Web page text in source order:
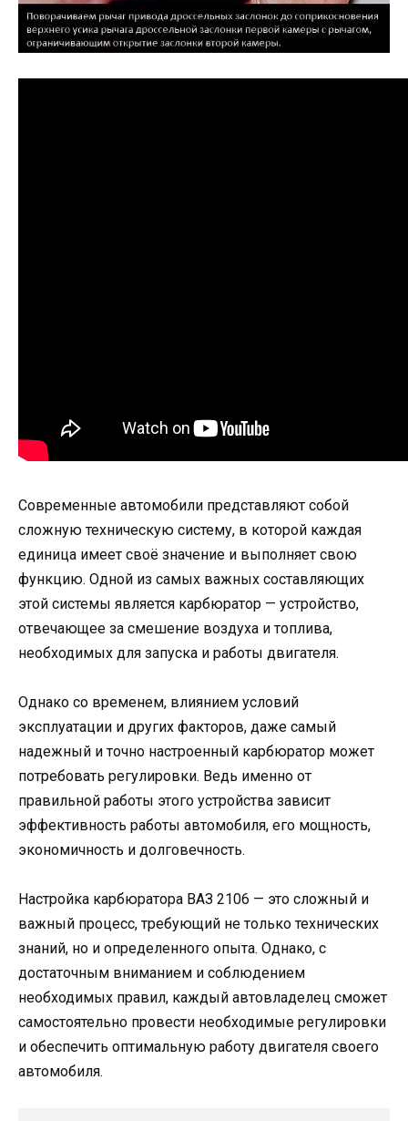
Современные автомобили представляют собой
сложную техническую систему, в которой каждая
единица имеет своё значение и выполняет свою
функцию. Одной из самых важных составляющих
этой системы является карбюратор — устройство,
отвечающее за смешение воздуха и топлива,
необходимых для запуска и работы двигателя.
Однако со временем, влиянием условий
эксплуатации и других факторов, даже самый
надежный и точно настроенный карбюратор может
потребовать регулировки. Ведь именно от
правильной работы этого устройства зависит
эффективность работы автомобиля, его мощность,
экономичность и долговечность.
Настройка карбюратора ВАЗ 2106 — это сложный и
важный процесс, требующий не только технических
знаний, но и определенного опыта. Однако, с
достаточным вниманием и соблюдением
необходимых правил, каждый автовладелец сможет
самостоятельно провести необходимые регулировки
и обеспечить оптимальную работу двигателя своего
автомобиля.